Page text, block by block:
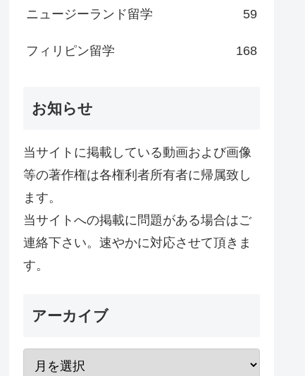
ニュージーランド留学 59
フィリピン留学 168
お知らせ
当サイトに掲載している動画および画像
等の著作権は各権利者所有者に帰属致し
ます。
当サイトへの掲載に問題がある場合はご
連絡下さい。速やかに対応させて頂きま
す。
アーカイブ